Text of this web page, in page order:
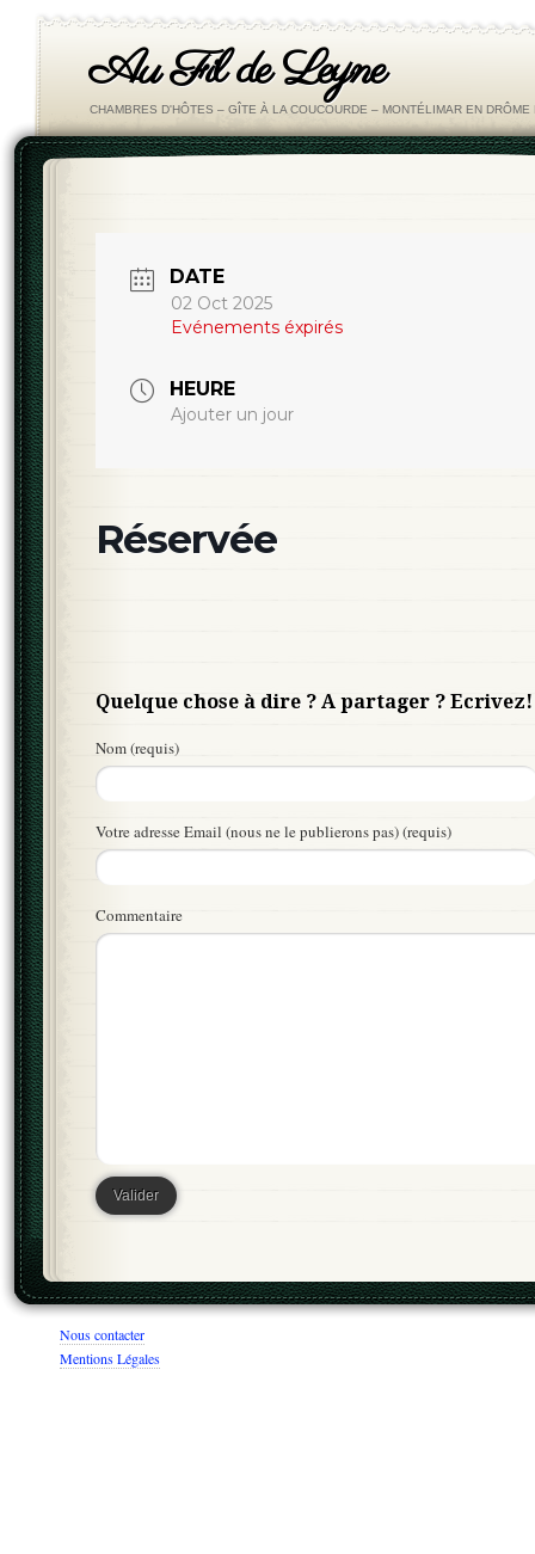
Au Fil de Leyne
CHAMBRES D'HÔTES – GÎTE À LA COUCOURDE – MONTÉLIMAR EN DRÔME
DATE
02 Oct 2025
Evénements éxpirés
HEURE
Ajouter un jour
Réservée
Quelque chose à dire ? A partager ? Ecrivez!
Nom (requis)
Votre adresse Email (nous ne le publierons pas) (requis)
Commentaire
Nous contacter
Mentions Légales